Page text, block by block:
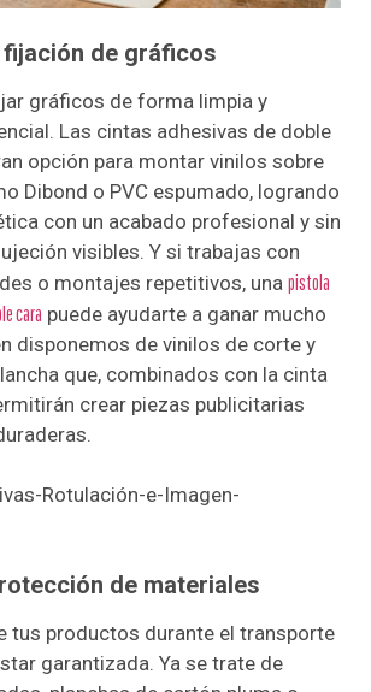
de gráficos
gráficos de forma limpia y
Las cintas adhesivas de doble
opción para montar vinilos sobre
Dibond o PVC espumado, logrando
con un acabado profesional y sin
visibles. Y si trabajas con
o montajes repetitivos, una pistola
cara puede ayudarte a ganar mucho
disponemos de vinilos de corte y
que, combinados con la cinta
crear piezas publicitarias
de materiales
tus productos durante el transporte
garantizada. Ya se trate de